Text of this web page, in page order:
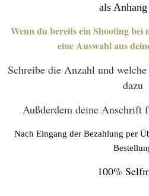
als
Wenn du bereits ein Shooting
eine Auswahl aus
Schreibe die Anzahl und
dazu
Außderdem deine Anschrift
Nach Eingang der Bezahlung per
100%